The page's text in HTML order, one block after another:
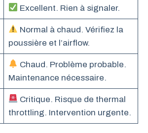
Excellent. Rien à signaler.
Normal à chaud. Vérifiez la
poussière et l’airflow.
Chaud. Problème probable.
Maintenance nécessaire.
Critique. Risque de thermal
throttling. Intervention urgente.